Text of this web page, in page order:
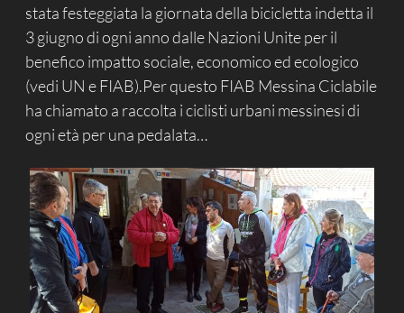
stata festeggiata la giornata della bicicletta indetta il
3 giugno di ogni anno dalle Nazioni Unite per il
benefico impatto sociale, economico ed ecologico
(vedi UN e FIAB).Per questo FIAB Messina Ciclabile
ha chiamato a raccolta i ciclisti urbani messinesi di
ogni età per una pedalata…